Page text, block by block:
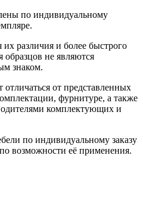
по индивидуальному
различия и более быстрого
образцов не являются
знаком.
от представленных
фурнитуре, а также
комплектующих и
по индивидуальному заказу
возможности её применения.